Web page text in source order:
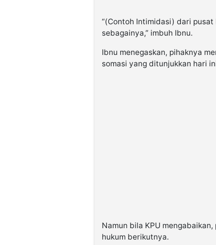
“(Contoh Intimidasi) dari
sebagainya,” imbuh Ibnu.
Ibnu menegaskan, pihaknya
somasi yang ditunjukkan hari
Namun bila KPU
hukum berikutnya.